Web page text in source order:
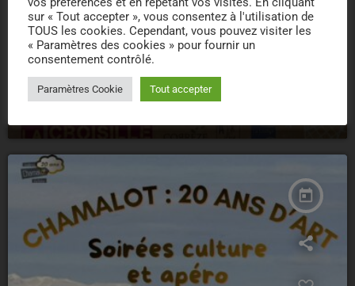
CONCERT
06/08/2026 – CONCERTS – MARCILLAC
today
sur « Tout accepter », vous consentez à l'utilisation de
TOUS les cookies. Cependant, vous pouvez visiter les
« Paramètres des cookies » pour fournir un
consentement contrôlé.
Paramètres Cookie Tout accepter